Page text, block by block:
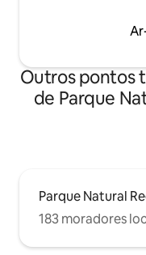
Outros pontos
de Parque
Parque Natural
183 moradores